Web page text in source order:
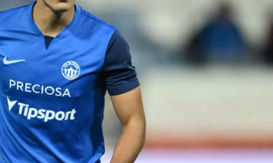
Moderní pětiboj
Motorsport
Olympijské hry
Parasport
Plavání
Triatlon
Veslování
Vodní slalom
Ostatní